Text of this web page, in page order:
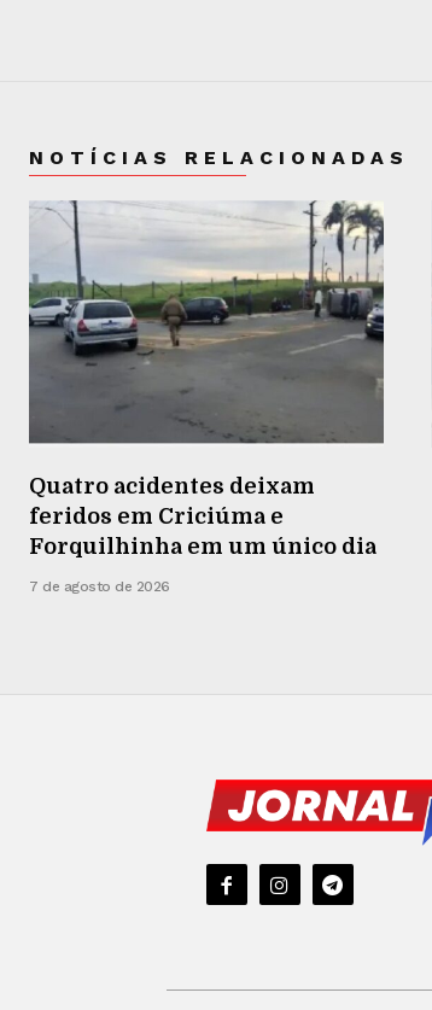
NOTÍCIAS RELACIONADAS
Quatro acidentes deixam
feridos em Criciúma e
Forquilhinha em um único dia
7 de agosto de 2026